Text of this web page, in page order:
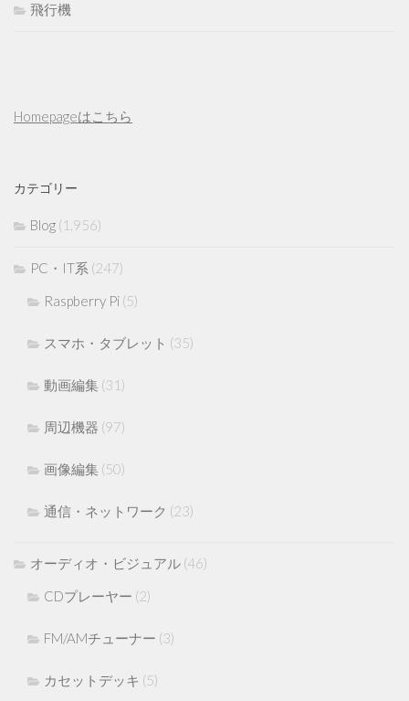
飛行機
Homepageはこちら
カテゴリー
Blog (1,956)
PC・IT系 (247)
Raspberry Pi (5)
スマホ・タブレット (35)
動画編集 (31)
周辺機器 (97)
画像編集 (50)
通信・ネットワーク (23)
オーディオ・ビジュアル (46)
CDプレーヤー (2)
FM/AMチューナー (3)
カセットデッキ (5)